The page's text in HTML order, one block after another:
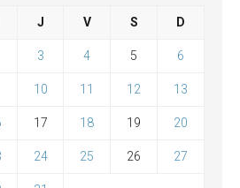
J V S D
3 4 5 6
10 11 12 13
17 18 19 20
24 25 26 27